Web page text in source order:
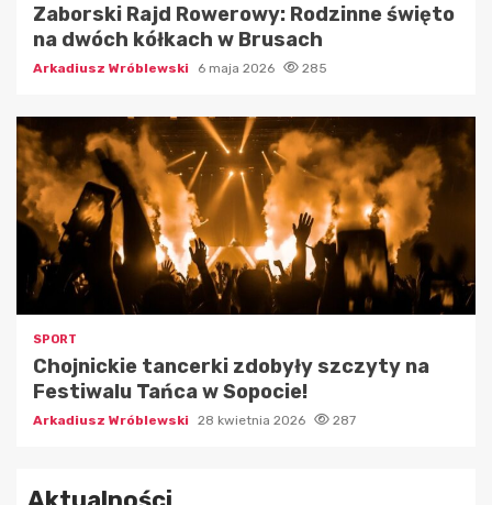
Zaborski Rajd Rowerowy: Rodzinne święto
na dwóch kółkach w Brusach
Arkadiusz Wróblewski 6 maja 2026 285
SPORT
Chojnickie tancerki zdobyły szczyty na
Festiwalu Tańca w Sopocie!
Arkadiusz Wróblewski 28 kwietnia 2026 287